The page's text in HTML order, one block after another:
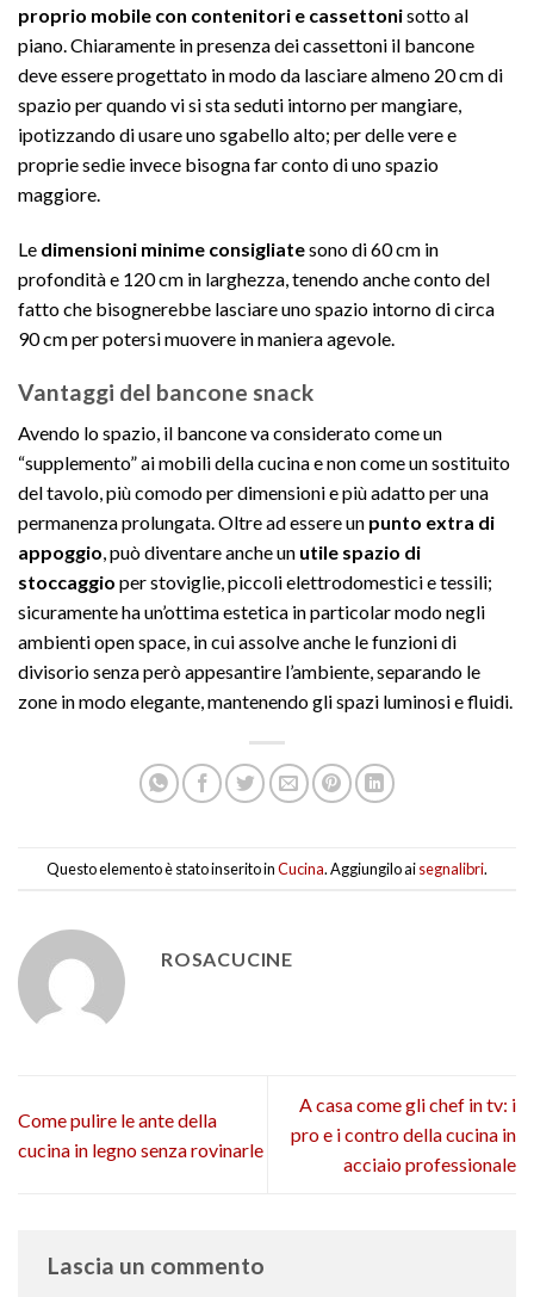
proprio mobile con contenitori e cassettonisotto al
piano. Chiaramente in presenza dei cassettoni il bancone
deve essere progettato in modo da lasciare almeno 20 cm di
spazio per quando vi si sta seduti intorno per mangiare,
ipotizzando di usare uno sgabello alto; per delle vere e
proprie sedie invece bisogna far conto di uno spazio
maggiore.
Le dimensioni minime consigliatesono di 60 cm in
profondità e 120 cm in larghezza, tenendo anche conto del
fatto che bisognerebbe lasciare uno spazio intorno di circa
90 cm per potersi muovere in maniera agevole.
Vantaggi del bancone snack
Avendo lo spazio, il bancone va considerato come un
“supplemento” ai mobili della cucina e non come un sostituito
del tavolo, più comodo per dimensioni e più adatto per una
permanenza prolungata. Oltre ad essere un punto extra di
appoggio, può diventare anche un utile spazio di
stoccaggio per stoviglie, piccoli elettrodomestici e tessili;
sicuramente ha un’ottima estetica in particolar modo negli
ambienti open space, in cui assolve anche le funzioni di
divisorio senza però appesantire l’ambiente, separando le
zone in modo elegante, mantenendo gli spazi luminosi e fluidi.
Questo elemento è stato inserito inCucina. Aggiungilo aisegnalibri.
ROSACUCINE
Come pulire le ante della
cucina in legno senza rovinarle
A casa come gli chef in tv: i
pro e i contro della cucina in
acciaio professionale
Lascia un commento